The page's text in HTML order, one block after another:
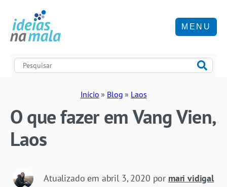
MENU
Início » Blog » Laos
O que fazer em Vang Vien,
Laos
Atualizado em abril 3, 2020 por mari vidigal